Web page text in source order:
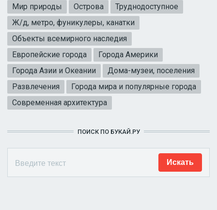
Мир природы
Острова
Труднодоступное
Ж/д, метро, фуникулеры, канатки
Объекты всемирного наследия
Европейские города
Города Америки
Города Азии и Океании
Дома-музеи, поселения
Развлечения
Города мира и популярные города
Современная архитектура
ПОИСК ПО БУКАЙ.РУ